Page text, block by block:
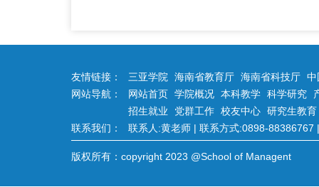
友情链接： 三亚学院 海南省教育厅 海南省科技厅 中
网站导航：
网站首页 学院概况 本科教学 科学研究
招生就业
党群工作 校友中心 研究生教育
联系我们：
联系人:黄老师 | 联系方式:0898-88386767
版权所有：copyright 2023 @School of Managent